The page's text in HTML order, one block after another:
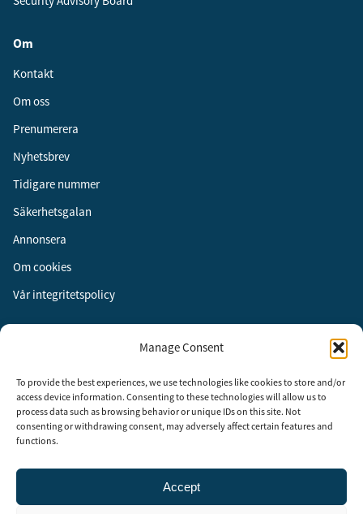
Manage Consent
To provide the best experiences, we use technologies like cookies to store and/or
access device information. Consenting to these technologies will allow us to
process data such as browsing behavior or unique IDs on this site. Not
consenting or withdrawing consent, may adversely affect certain features and
functions.
Accept
Om
Kontakt
Om oss
Prenumerera
Nyhetsbrev
Tidigare nummer
Säkerhetsgalan
Annonsera
Om cookies
Vår integritetspolicy
Instagram
LinkedIn